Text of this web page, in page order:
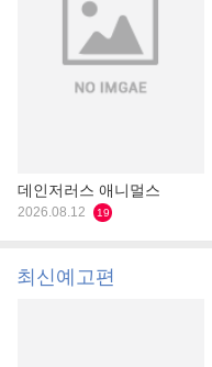
데인저러스 애니멀스
2026.08.12 19
최신예고편